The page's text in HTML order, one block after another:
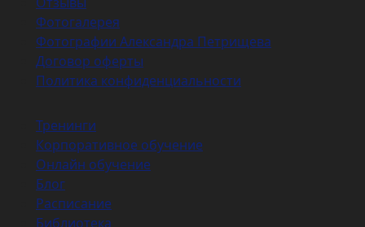
Фотогалерея
Фотографии Александра Петрищева
Договор оферты
Политика конфиденциальности
Тренинги
Корпоративное обучение
Онлайн обучение
Блог
Расписание
Библиотека